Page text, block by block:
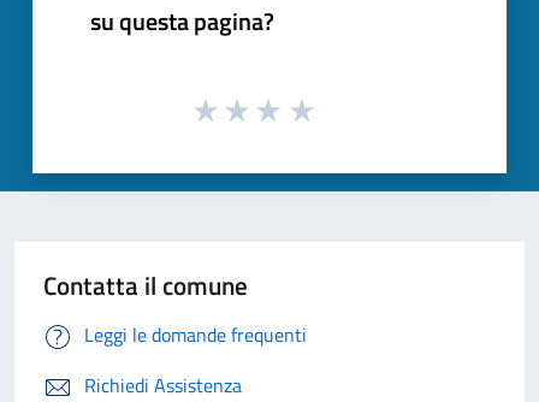
su questa pagina?
Contatta il comune
Leggi le domande frequenti
Richiedi Assistenza